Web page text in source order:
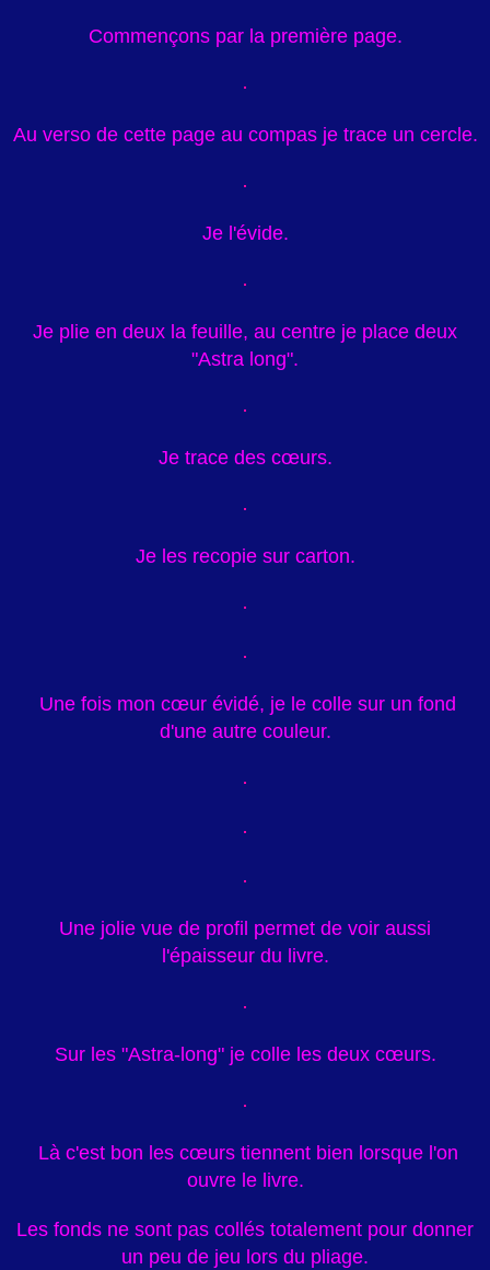
Commençons par la première page.
Au verso de cette page au compas je trace un cercle.
Je l'évide.
Je plie en deux la feuille, au centre je place deux
"Astra long".
Je trace des cœurs.
Je les recopie sur carton.
Une fois mon cœur évidé, je le colle sur un fond
d'une autre couleur.
Une jolie vue de profil permet de voir aussi
l'épaisseur du livre.
Sur les "Astra-long" je colle les deux cœurs.
Làc'est bon les cœurs tiennent bien lorsque l'on
ouvre le livre.
Les fonds ne sont pas collés totalement pour donner
un peu de jeu lors du pliage.